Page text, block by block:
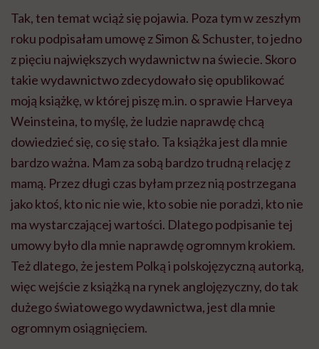
Tak, ten temat wciąż się pojawia. Poza tym w zeszłym
roku podpisałam umowę z Simon & Schuster, to jedno
z pięciu największych wydawnictw na świecie. Skoro
takie wydawnictwo zdecydowało się opublikować
moją książkę, w której piszę m.in. o sprawie Harveya
Weinsteina, to myślę, że ludzie naprawdę chcą
dowiedzieć się, co się stało. Ta książka jest dla mnie
bardzo ważna. Mam za sobą bardzo trudną relację z
mamą. Przez długi czas byłam przez nią postrzegana
jako ktoś, kto nic nie wie, kto sobie nie poradzi, kto nie
ma wystarczającej wartości. Dlatego podpisanie tej
umowy było dla mnie naprawdę ogromnym krokiem.
Też dlatego, że jestem Polką i polskojęzyczną autorką,
więc wejście z książką na rynek anglojęzyczny, do tak
dużego światowego wydawnictwa, jest dla mnie
ogromnym osiągnięciem.